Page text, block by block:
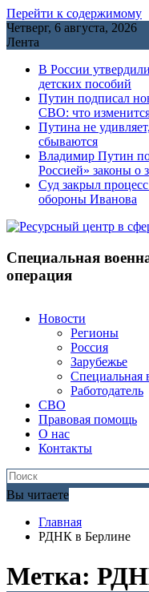
Перейти к содержимому
Четверг, 6 августа, 2026
Лента
В России
детских пособий
Путин подписал
СВО: что
Путина не
сбываются
Владимир Путин
Россией» законы о
Cуд закрыл
обороны Иванова
Специальная
операция
Новости
Регионы
Россия
Зарубежье
Специальная
Работодатель
СВО
Правовая помощь
О нас
Контакты
Вы читаете
Главная
РДНК в Берлине
Метка: